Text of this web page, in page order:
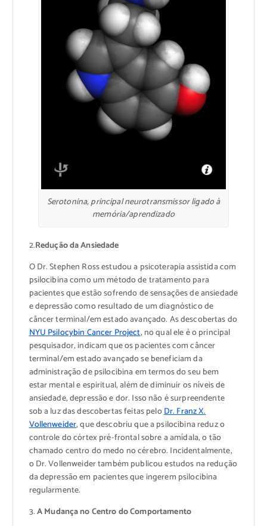
Serotonina, principal neurotransmissor ligado à
memória/aprendizado
2.Redução da Ansiedade
O Dr. Stephen Ross estudou a psicoterapia assistida com
psilocibina como um método de tratamento para
pacientes que estão sofrendo de sensações de ansiedade
e depressão como resultado de um diagnóstico de
câncer terminal/em estado avançado. As descobertas do
NYU Psilocybin Cancer Project, no qual ele é o principal
pesquisador, indicam que os pacientes com câncer
terminal/em estado avançado se beneficiam da
administração de psilocibina em termos do seu bem
estar mental e espiritual, além de diminuir os níveis de
ansiedade, depressão e dor. Isso não é surpreendente
sob a luz das descobertas feitas peloDr. Franz X.
Vollenweider, que descobriu que a psilocibina reduz o
controle do córtex pré-frontal sobre a amídala, o tão
chamado centro do medo no cérebro. Incidentalmente,
o Dr. Vollenweider também publicou estudos na redução
da depressão em pacientes que ingerem psilocibina
regularmente.
3.A Mudança no Centro do Comportamento